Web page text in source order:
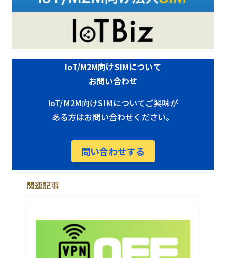
IoT/M2M向けSIMについて
お問い合わせ
IoT/M2M向けSIMについてご興味が
ある方はお問い合わせください。
問い合わせする
関連記事